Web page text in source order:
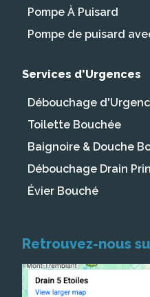
Pompe À Puisard
Pompe de puisard
Services d'Urgences
Débouchage
Toilette Bouchée
Baignoire & Douche
Débouchage Drain
Évier Bouché
Retrouvez-nous